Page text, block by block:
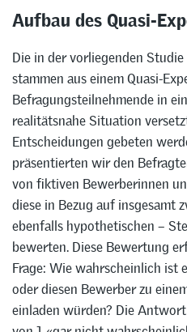
Aufbau des Quasi-
Die in der vorliegenden
stammen aus einem Quasi-
Befragungsteilnehmende in
realitätsnahe Situation
Entscheidungen gebeten
präsentierten wir den
von fiktiven Bewerberinnen
diese in Bezug auf insgesamt
ebenfalls hypothetischen –
bewerten. Diese Bewertung
Frage: Wie wahrscheinlich ist
oder diesen Bewerber zu
einladen würden? Die